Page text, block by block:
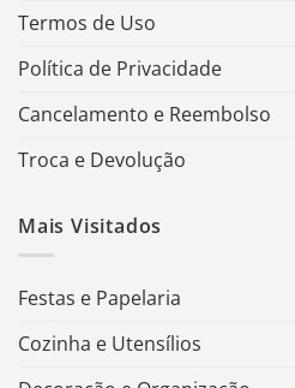
Termos de Uso
Política de Privacidade
Cancelamento e Reembolso
Troca e Devolução
Mais Visitados
Festas e Papelaria
Cozinha e Utensílios